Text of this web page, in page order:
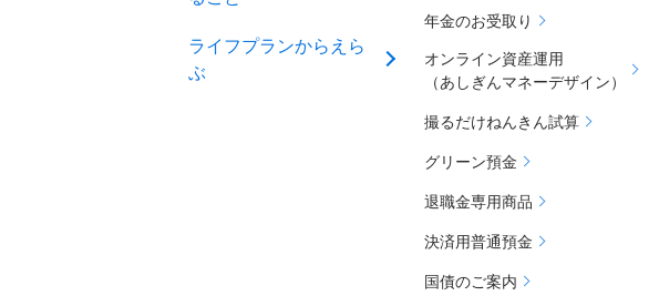
ライフプランからえら
ぶ
年金のお受取り
オンライン資産運用
（あしぎんマネーデザイン）
撮るだけねんきん試算
グリーン預金
退職金専用商品
決済用普通預金
国債のご案内